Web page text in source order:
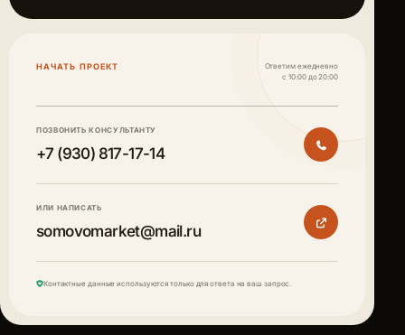
НАЧАТЬ ПРОЕКТ
Ответим ежедневно
с 10:00 до 20:00
ПОЗВОНИТЬ КОНСУЛЬТАНТУ
+7 (930) 817-17-14
ИЛИ НАПИСАТЬ
somovomarket@mail.ru
Контактные данные используются только для ответа на ваш запрос.